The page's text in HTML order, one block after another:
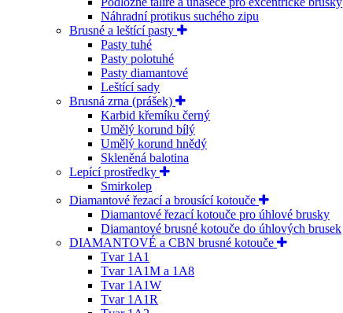
Náhradní protikus suchého zipu
Brusné a leštící pasty
Pasty tuhé
Pasty polotuhé
Pasty diamantové
Leštící sady
Brusná zrna (prášek)
Karbid křemíku černý
Umělý korund bílý
Umělý korund hnědý
Skleněná balotina
Lepící prostředky
Smirkolep
Diamantové řezací a brousící kotouče
Diamantové řezací kotouče pro úhlové brusky
Diamantové brusné kotouče do úhlových brusek
DIAMANTOVÉ a CBN brusné kotouče
Tvar 1A1
Tvar 1A1M a 1A8
Tvar 1A1W
Tvar 1A1R